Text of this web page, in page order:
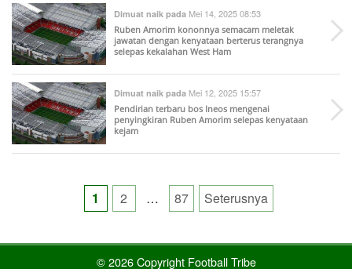
Dimuat naik pada Mei 14, 2025 08:53
Ruben Amorim kononnya semacam meletak
jawatan dengan kenyataan berterus terangnya
selepas kekalahan West Ham
Dimuat naik pada Mei 12, 2025 15:57
Pendirian terbaru bos Ineos mengenai
penyingkiran Ruben Amorim selepas kenyataan
kejam
Posts
pagination
1 2 … 87 Seterusnya
© 2026 Copyright Football Tribe